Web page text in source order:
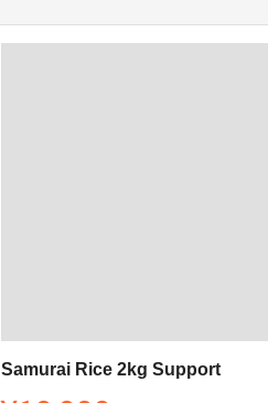
Samurai Rice 2kg Support